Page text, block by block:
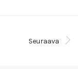
Seuraava